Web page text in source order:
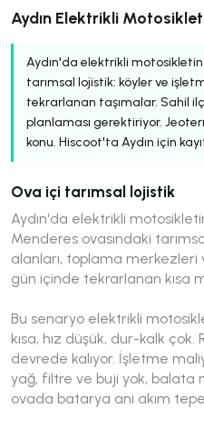
Aydın Elektrikli
Aydın'da elektrikli
tarımsal lojistik: köyler ve
tekrarlanan taşımalar. Sahil
planlaması gerektiriyor.
konu. Hiscoot'ta Aydın için
Ova içi tarımsal lojistik
Aydın'da elektrikli
Menderes ovasındaki
alanları, toplama merkezleri
gün içinde tekrarlanan kısa
Bu senaryo elektrikli
kısa, hız düşük, dur-kalk
devrede kalıyor. İşletme
yağ, filtre ve buji yok, balata
ovada batarya ani akım